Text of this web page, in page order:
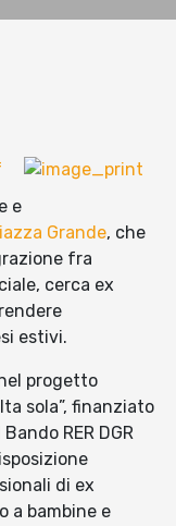
e
Grande, che
fra
cerca ex
estivi.
progetto
sola”, finanziato
RER DGR
di ex
a bambine e